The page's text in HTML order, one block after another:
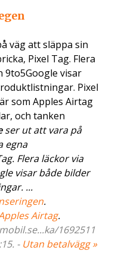
väg att släppa sin
Pixel Tag. Flera
9to5Google visar
Pixel
som Apples Airtag
och tanken
ser ut att vara på
egna
Flera läckor via
visar både bilder
...
.
Airtag.
1692511
- Utan betalvägg »